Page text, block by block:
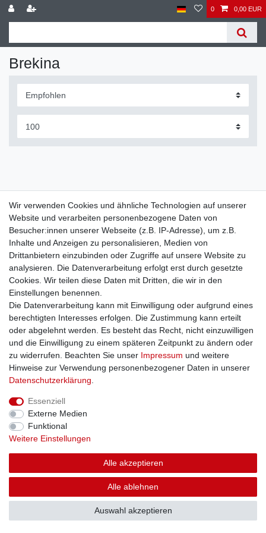
0 0,00 EUR
Brekina
Widerrufs­recht Widerrufs­formular Impressum
Daten­schutz­erklärung AGB
Wir verwenden Cookies und ähnliche Technologien auf unserer
Website und verarbeiten personenbezogene Daten von
Besucher:innen unserer Webseite (z.B. IP-Adresse), um z.B.
Inhalte und Anzeigen zu personalisieren, Medien von
Drittanbietern einzubinden oder Zugriffe auf unsere Website zu
analysieren. Die Datenverarbeitung erfolgt erst durch gesetzte
Cookies. Wir teilen diese Daten mit Dritten, die wir in den
Einstellungen benennen.
Die Datenverarbeitung kann mit Einwilligung oder aufgrund eines
berechtigten Interesses erfolgen. Die Zustimmung kann erteilt
oder abgelehnt werden. Es besteht das Recht, nicht einzuwilligen
und die Einwilligung zu einem späteren Zeitpunkt zu ändern oder
zu widerrufen. Beachten Sie unser Impressum und weitere
Hinweise zur Verwendung personenbezogener Daten in unserer
Daten­schutz­erklärung
Essenziell
Externe Medien
Funktional
Weitere Einstellungen
Alle akzeptieren
Alle ablehnen
Auswahl akzeptieren